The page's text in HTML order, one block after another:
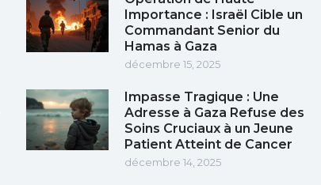
Importance : Israël Cible un
Commandant Senior du
Hamas à Gaza
décembre 15, 2025
Impasse Tragique : Une
Adresse à Gaza Refuse des
Soins Cruciaux à un Jeune
Patient Atteint de Cancer
décembre 14, 2025